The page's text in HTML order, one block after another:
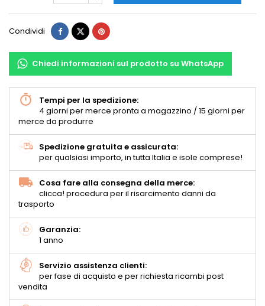
Condividi
Chiedi informazioni sul prodotto su WhatsApp
Tempi per la spedizione:
4 giorni per merce pronta a magazzino / 15 giorni per
merce da produrre
Spedizione gratuita e assicurata:
per qualsiasi importo, in tutta Italia e isole comprese!
Cosa fare alla consegna della merce:
clicca! procedura per il risarcimento danni da
trasporto
Garanzia:
1 anno
Servizio assistenza clienti:
per fase di acquisto e per richiesta ricambi post
vendita